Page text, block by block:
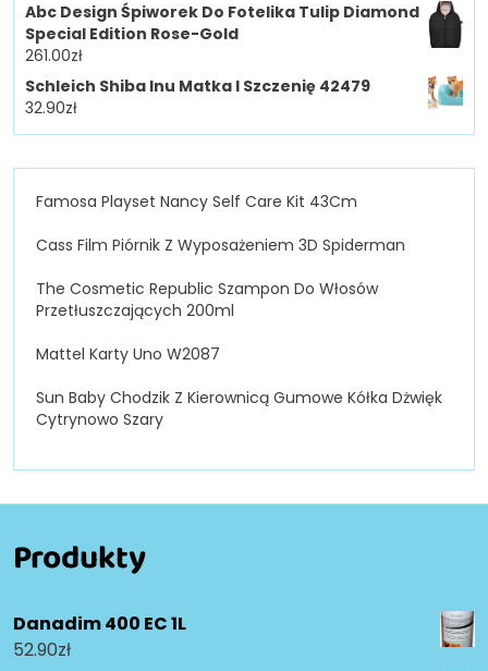
Abc Design Śpiworek Do Fotelika Tulip Diamond
Special Edition Rose-Gold
261.00zł
Schleich Shiba Inu Matka I Szczenię 42479
32.90zł
Famosa Playset Nancy Self Care Kit 43Cm
Cass Film Piórnik Z Wyposażeniem 3D Spiderman
The Cosmetic Republic Szampon Do Włosów
Przetłuszczających 200ml
Mattel Karty Uno W2087
Sun Baby Chodzik Z Kierownicą Gumowe Kółka Dżwięk
Cytrynowo Szary
Produkty
Danadim 400 EC 1L
52.90zł